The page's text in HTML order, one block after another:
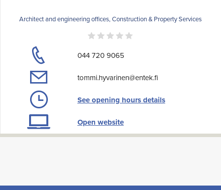
Architect and engineering offices, Construction & Property Services
044 720 9065
tommi.hyvarinen@entek.fi
See opening hours details
Open website